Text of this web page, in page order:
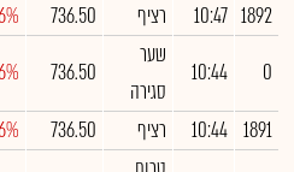
1892
10:47 רציף 736.50
0
10:44
שער
סגירה
736.50
1891
10:44 רציף 736.50